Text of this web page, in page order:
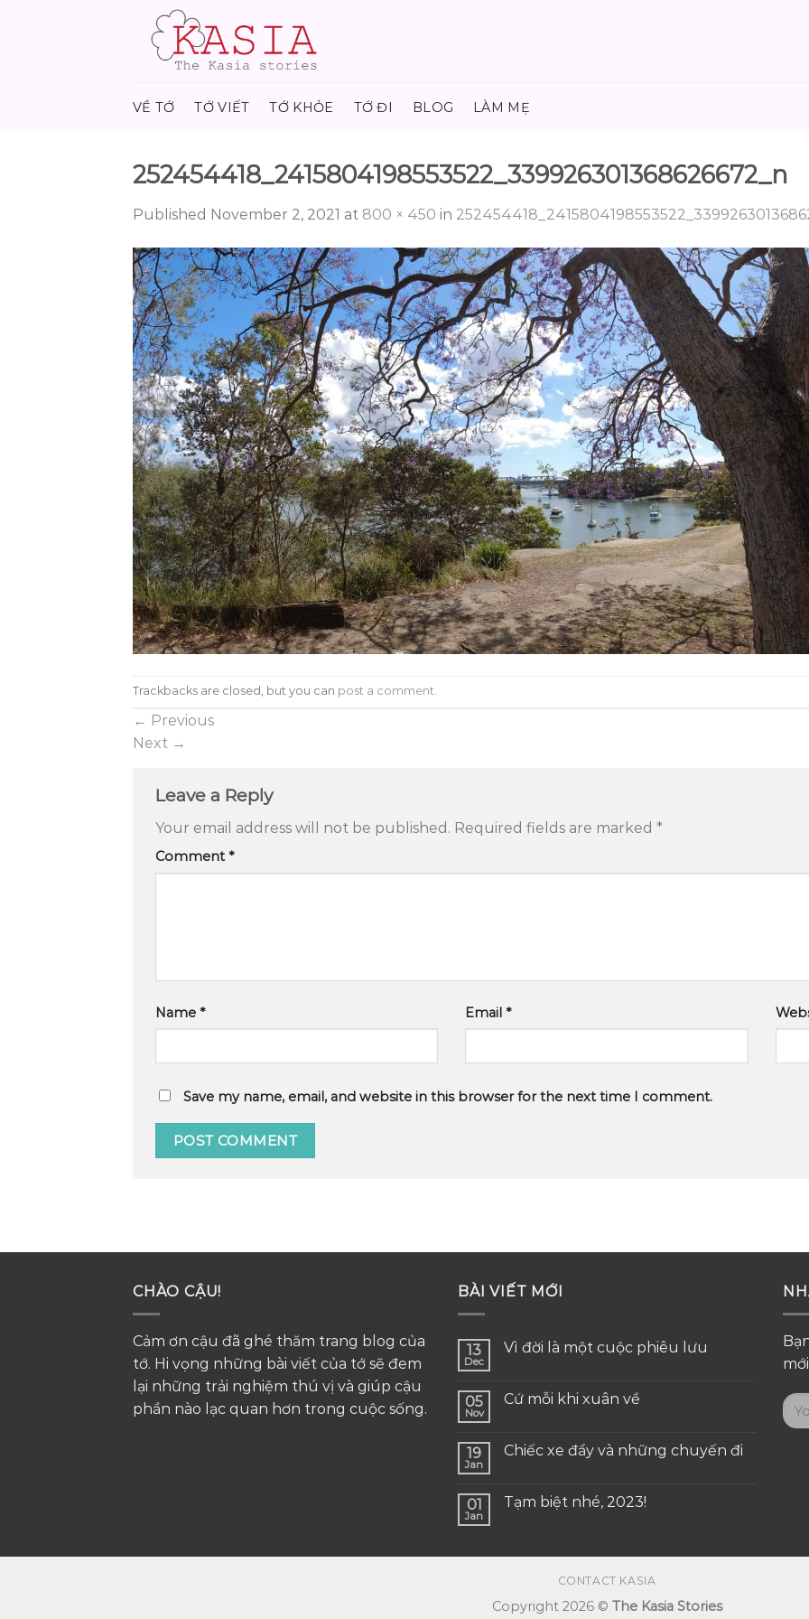
VỀ TỚ TỚ VIẾT TỚ KHỎE TỚ ĐI BLOG LÀM MẸ
252454418_2415804198553522_339926301368626672_n
Published November 2, 2021 at 800 × 450 in
Trackbacks are closed, but you can post a comment
← Previous
Next →
Leave a Reply
Your email address will not be published. Required fields are marked *
Comment*
Name * Email*
Save my name, email, and website in this browser for the next time I comment.
CHÀO CẬU!
Cảm ơn cậu đã ghé thăm trang blog của
tớ. Hi vọng những bài viết của tớ sẽ đem
lại những trải nghiệm thú vị và giúp cậu
phần nào lạc quan hơn trong cuộc sống.
BÀI VIẾT MỚI
13
Dec
Vì đời là một cuộc phiêu lưu
05
Nov
Cứ mỗi khi xuân về
19
Jan
Chiếc xe đẩy và những chuyến đi
01
Jan
Tạm biệt nhé, 2023!
CONTACT KASIA
Copyright 2026 © The Kasia Stories